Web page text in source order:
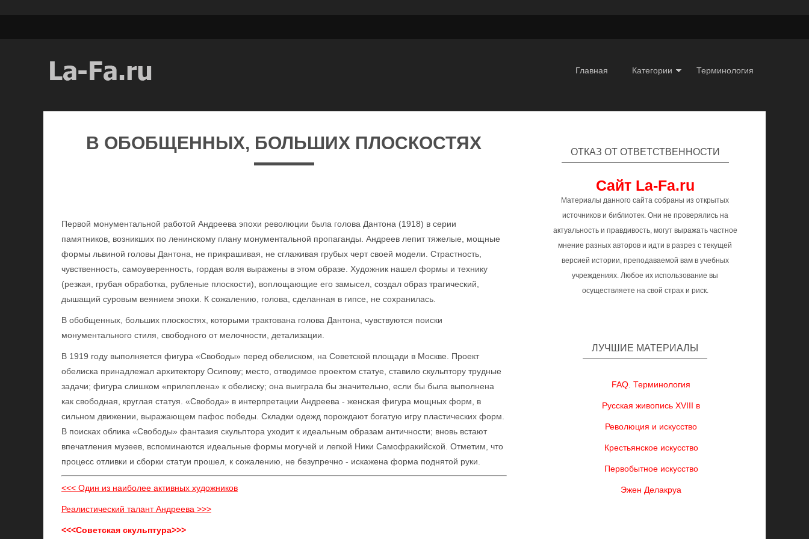
Главная Категории Терминология
В ОБОБЩЕННЫХ, БОЛЬШИХ ПЛОСКОСТЯХ
Первой монументальной работой Андреева эпохи революции была голова Дантона (1918) в серии
памятников, возникших по ленинскому плану монументальной пропаганды. Андреев лепит тяжелые, мощные
формы львиной головы Дантона, не прикрашивая, не сглаживая грубых черт своей модели. Страстность,
чувственность, самоуверенность, гордая воля выражены в этом образе. Художник нашел формы и технику
(резкая, грубая обработка, рубленые плоскости), воплощающие его замысел, создал образ трагический,
дышащий суровым веянием эпохи. К сожалению, голова, сделанная в гипсе, не сохранилась.
В обобщенных, больших плоскостях, которыми трактована голова Дантона, чувствуются поиски
монументального стиля, свободного от мелочности, детализации.
В 1919 году выполняется фигура «Свободы» перед обелиском, на Советской площади в Москве. Проект
обелиска принадлежал архитектору Осипову; место, отводимое проектом статуе, ставило скульптору трудные
задачи; фигура слишком «прилеплена» к обелиску; она выиграла бы значительно, если бы была выполнена
как свободная, круглая статуя. «Свобода» в интерпретации Андреева - женская фигура мощных форм, в
сильном движении, выражающем пафос победы. Складки одежд порождают богатую игру пластических форм.
В поисках облика «Свободы» фантазия скульптора уходит к идеальным образам античности; вновь встают
впечатления музеев, вспоминаются идеальные формы могучей и легкой Ники Самофракийской. Отметим, что
процесс отливки и сборки статуи прошел, к сожалению, не безупречно - искажена форма поднятой руки.
<<< Один из наиболее активных художников
Реалистический талант Андреева >>>
<<<Советская скульптура>>>
ОТКАЗ ОТ ОТВЕТСТВЕННОСТИ
Сайт La-Fa.ru
Материалы данного сайта собраны из открытых
источников и библиотек. Они не проверялись на
актуальность и правдивость, могут выражать частное
мнение разных авторов и идти в разрез с текущей
версией истории, преподаваемой вам в учебных
учреждениях. Любое их использование вы
осуществляете на свой страх и риск.
ЛУЧШИЕ МАТЕРИАЛЫ
FAQ. Терминология
Русская живопись XVIII в
Революция и искусство
Крестьянское искусство
Первобытное искусство
Эжен Делакруа